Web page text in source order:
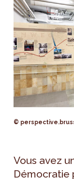
©
Vous avez
Démocratie